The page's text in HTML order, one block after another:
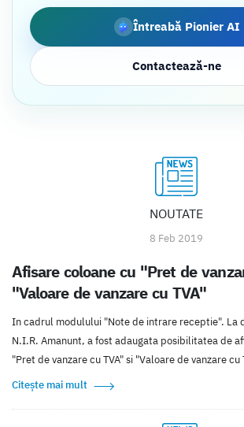
Întreabă Pionier AI
Contactează-ne
NOUTATE
8 Feb 2019
Afisare coloane cu "Pret de
"Valoare de vanzare cu TVA"
In cadrul modulului "Note de intrare receptie". La
N.I.R. Amanunt, a fost adaugata posibilitatea de
"Pret de vanzare cu TVA" si "Valoare de vanzare cu
Citește mai mult